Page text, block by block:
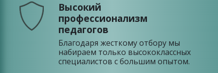
Высокий
профессионализм
педагогов
Благодаря жесткому отбору мы
набираем только высококлассных
специалистов с большим опытом.